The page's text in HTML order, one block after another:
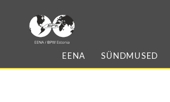
EENA SÜNDMUSED